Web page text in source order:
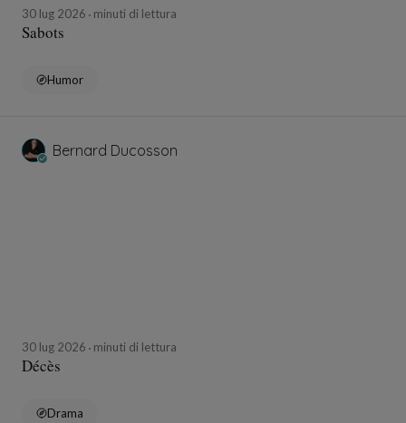
30 lug 2026 minuti di lettura
Sabots
Humor
Bernard Ducosson
30 lug 2026 minuti di lettura
Décès
Drama